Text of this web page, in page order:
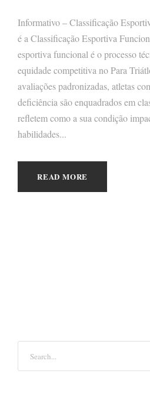
Informativo – Classificação
é a Classificação Esportiva
esportiva funcional é o processo
equidade competitiva no Para
avaliações padronizadas, atletas
deficiência são enquadrados em
refletem como a sua condição
habilidades...
READ MORE